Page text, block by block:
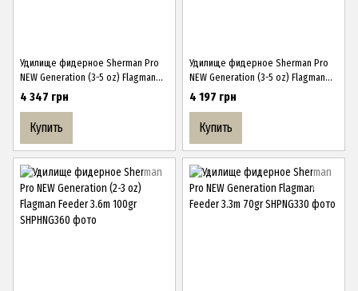
Удилище фидерное Sherman Pro
NEW Generation (3-5 oz) Flagman
Feeder 3.9m 120gr
4 347 грн
Купить
Удилище фидерное Sherman Pro
NEW Generation (3-5 oz) Flagman
Feeder 3.75m 100gr
4 197 грн
Купить